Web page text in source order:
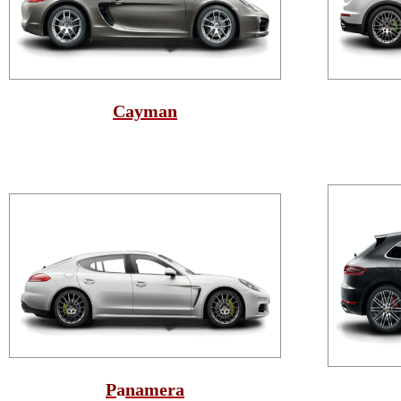
Cayman
Panamera